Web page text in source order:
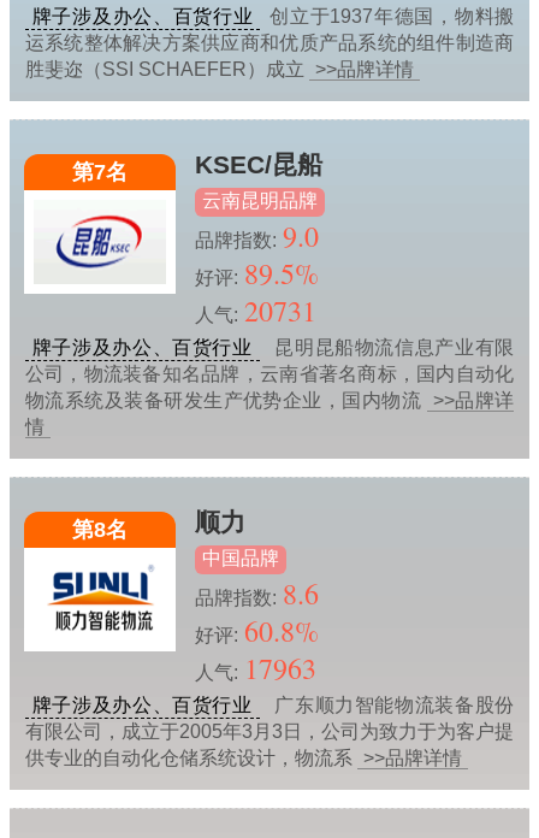
牌子涉及办公、百货行业
创立于1937年德国，物料搬
运系统整体解决方案供应商和优质产品系统的组件制造商
胜斐迩（SSI SCHAEFER）成立 >>品牌详情
第7名 KSEC/昆船
云南昆明品牌
品牌指数: 9.0
好评: 89.5%
人气: 20731
牌子涉及办公、百货行业
昆明昆船物流信息产业有限
公司，物流装备知名品牌，云南省著名商标，国内自动化
物流系统及装备研发生产优势企业，国内物流
>>品牌详
情
第8名 顺力
中国品牌
品牌指数: 8.6
好评: 60.8%
人气: 17963
牌子涉及办公、百货行业
广东顺力智能物流装备股份
有限公司，成立于2005年3月3日，公司为致力于为客户提
供专业的自动化仓储系统设计，物流系 >>品牌详情